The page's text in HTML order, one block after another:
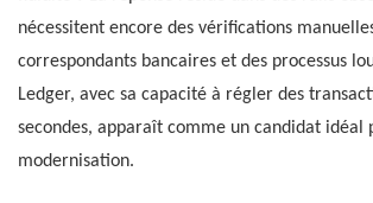
nécessitent encore des vérifications
correspondants bancaires et des processus
Ledger, avec sa capacité à régler des
secondes, apparaît comme un candidat idéal
modernisation.